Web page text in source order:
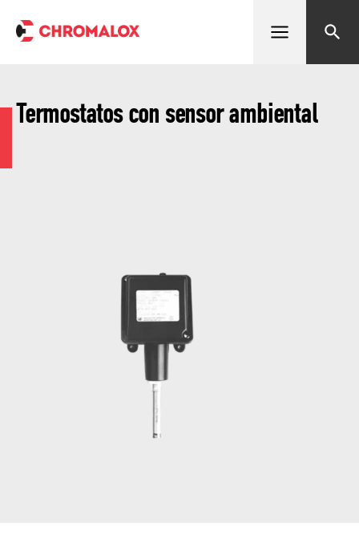
Abrir menúBuscar
Termostatos con sensor ambiental